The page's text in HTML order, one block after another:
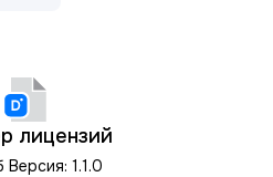
лицензий
Версия: 1.1.0